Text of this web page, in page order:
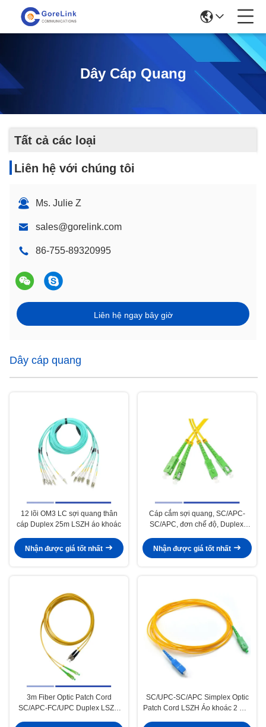
Dây Cáp Quang
Tất cả các loại
Liên hệ với chúng tôi
Ms. Julie Z
sales@gorelink.com
86-755-89320995
Liên hệ ngay bây giờ
Dây cáp quang
12 lõi OM3 LC sợi quang thân
cáp Duplex 25m LSZH áo khoác
Nhận được giá tốt nhất
Cáp cắm sợi quang, SC/APC-
SC/APC, đơn chế độ, Duplex,
Nhận được giá tốt nhất
3m Fiber Optic Patch Cord
SC/APC-FC/UPC Duplex LSZH
SC/UPC-SC/APC Simplex Optic
Patch Cord LSZH Áo khoác 2 mm